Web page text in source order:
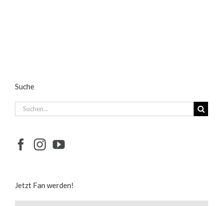
Suche
Suche
nach:
Jetzt Fan werden!